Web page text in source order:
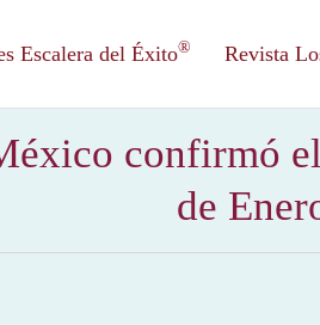
Escalera del Éxito® Revista
confirmó
de